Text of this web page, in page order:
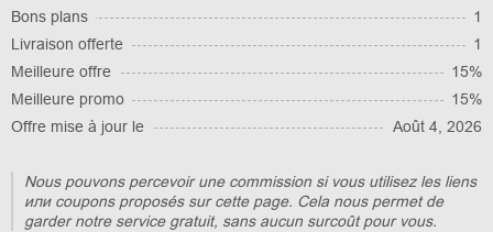
Bons plans
1
Livraison offerte
1
Meilleure offre
15%
Meilleure promo
15%
Offre mise à jour le
Août 4, 2026
Nous pouvons percevoir une commission si vous utilisez les liens
или coupons proposés sur cette page. Cela nous permet de
garder notre service gratuit, sans aucun surcoût pour vous.